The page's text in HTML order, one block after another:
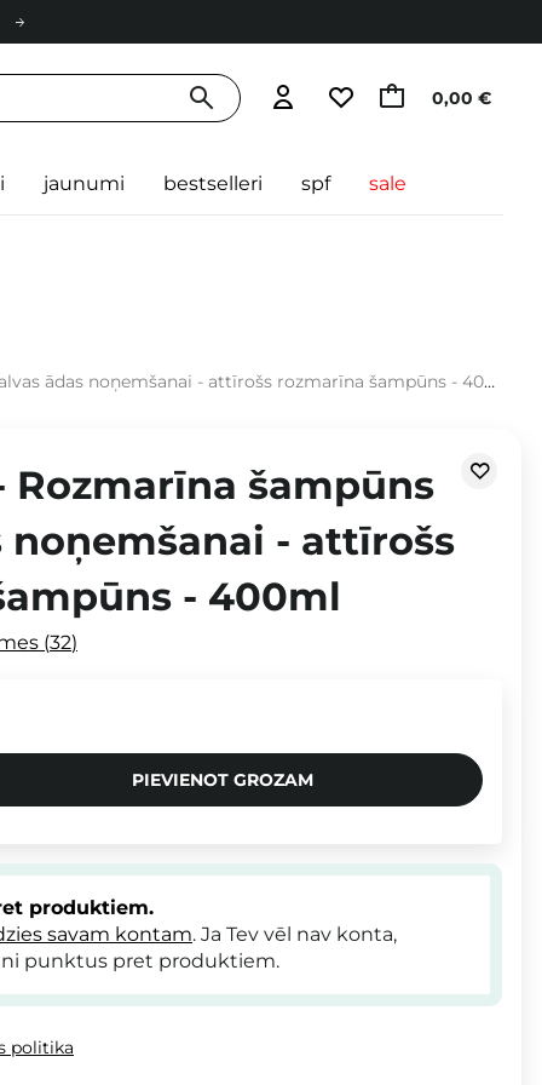
0,00 €
jaunumi bestselleri spf sale
ādas noņemšanai - attīrošs rozmarīna šampūns - 400ml
šampūns
noņemšanai - attīrošs
- 400ml
32
PIEVIENOT GROZAM
produktiem.
savam kontam. Ja Tev vēl nav konta,
punktus pret produktiem.
politika